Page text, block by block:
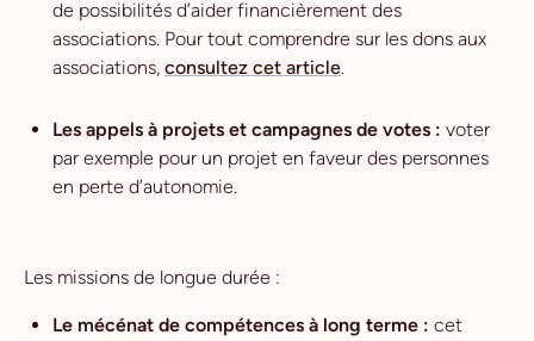
de possibilités d’aider financièrement des
associations. Pour tout comprendre sur les dons aux
associations, consultez cet article.
Les appels à projets et campagnes de votes : voter
par exemple pour un projet en faveur des personnes
en perte d’autonomie.
Les missions de longue durée :
Le mécénat de compétences à long terme : cet